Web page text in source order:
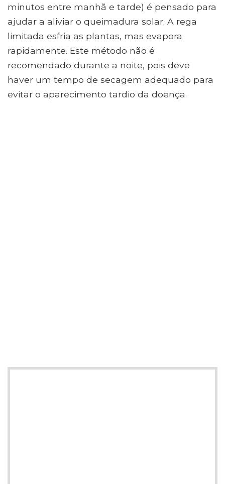
minutos entre manhã e tarde) é pensado para
ajudar a aliviar o queimadura solar. A rega
limitada esfria as plantas, mas evapora
rapidamente. Este método não é
recomendado durante a noite, pois deve
haver um tempo de secagem adequado para
evitar o aparecimento tardio da doença.